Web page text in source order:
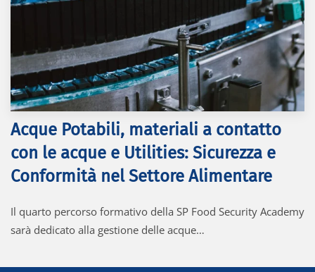
Acque Potabili, materiali a contatto
con le acque e Utilities: Sicurezza e
Conformità nel Settore Alimentare
Il quarto percorso formativo della SP Food Security Academy
sarà dedicato alla gestione delle acque…